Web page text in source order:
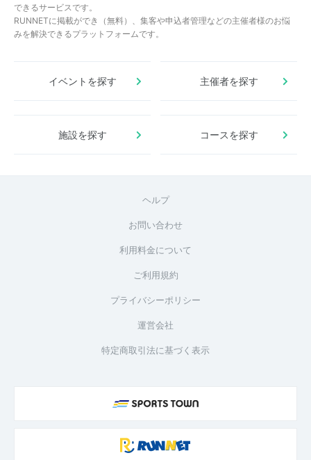
できるサービスです。
RUNNETに掲載ができ（無料）、集客や申込者管理などの主催者様のお悩
みを解決できるプラットフォームです。
イベントを探す 主催者を探す
施設を探す コースを探す
ヘルプ
お問い合わせ
利用料金について
ご利用規約
プライバシーポリシー
運営会社
特定商取引法に基づく表示